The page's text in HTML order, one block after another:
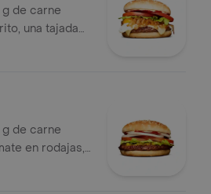
g de carne
una tajada
cebolla
g de carne
en rodajas,
salsa